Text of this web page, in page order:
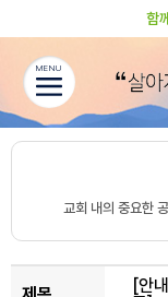
함
MENU
교회 내의 중요한
[안